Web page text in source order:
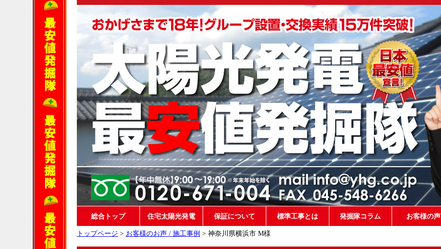
総合トップ 住宅太陽光発電 保証について 標準工事とは 発掘隊コラム お客様の声
トップページ > お客様のお声 / 施工事例 > 神奈川県横浜市 M様